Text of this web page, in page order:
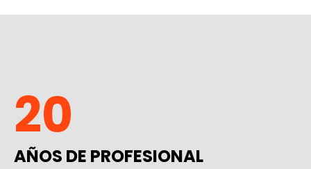
20
AÑOS DE PROFESIONAL